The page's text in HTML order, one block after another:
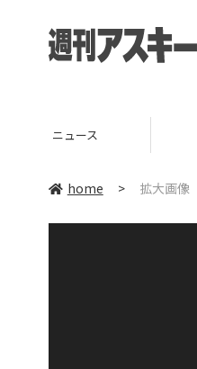
ニュース
home > 拡大画像